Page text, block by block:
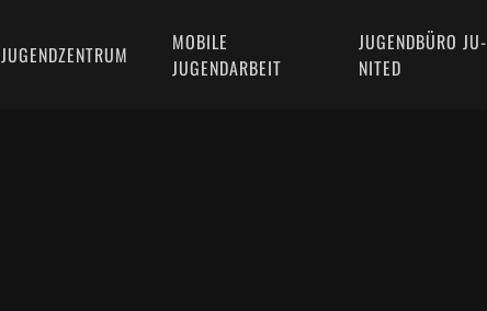
JUGENDZENTRUM
MOBILE
JUGENDARBEIT
JUGENDBÜRO JU-
NITED